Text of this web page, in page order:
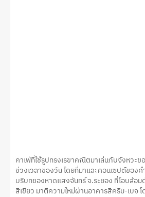
คาเฟ่ที่ใช้รูปทรงเรขาคณิตมาเล่นกับจังหวะข
ช่วงเวลาของวัน โดยที่มาและคอนเซปต์ของ
บริบทของหาดแสงจันทร์ จ.ระยอง ที่โอบล้อ
สีเขียว มาตีความใหม่ผ่านอาคารสีครีม-เบจ